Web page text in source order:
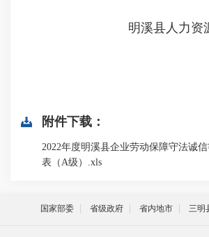
明溪县人力资
附件下载：
2022年度明溪县企业劳动保障守法诚
表（A级）.xls
国家部委 省级政府 省内地市 三明